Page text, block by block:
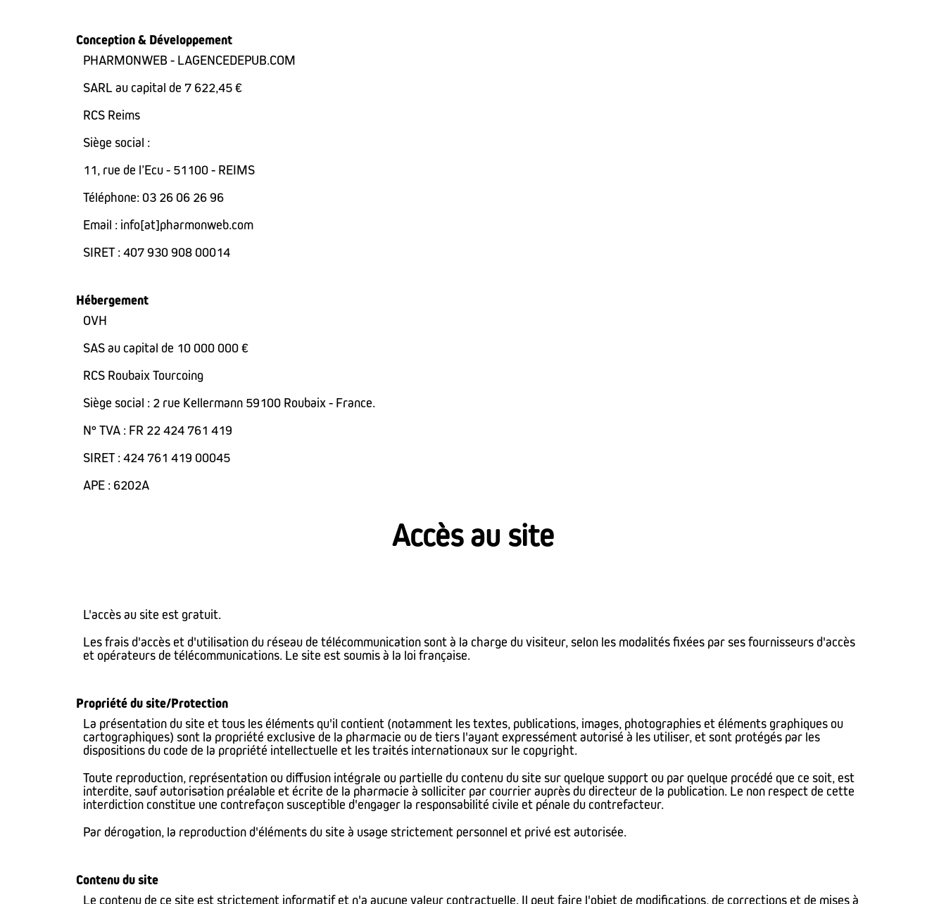
Conception & Développement
PHARMONWEB - LAGENCEDEPUB.COM
SARL au capital de 7 622,45 €
RCS Reims
Siège social :
11, rue de l’Ecu - 51100 - REIMS
Téléphone: 03 26 06 26 96
Email : info[at]pharmonweb.com
SIRET : 407 930 908 00014
Hébergement
OVH
SAS au capital de 10 000 000 €
RCS Roubaix Tourcoing
Siège social : 2 rue Kellermann 59100 Roubaix - France.
N° TVA : FR 22 424 761 419
SIRET : 424 761 419 00045
APE : 6202A
Accès au site
L'accès au site est gratuit.
Les frais d'accès et d'utilisation du réseau de télécommunication sont à la charge du visiteur, selon les modalités fixées par ses fournisseurs d'accès
et opérateurs de télécommunications. Le site est soumis à la loi française.
Propriété du site/Protection
La présentation du site et tous les éléments qu'il contient (notamment les textes, publications, images, photographies et éléments graphiques ou
cartographiques) sont la propriété exclusive de la pharmacie ou de tiers l'ayant expressément autorisé à les utiliser, et sont protégés par les
dispositions du code de la propriété intellectuelle et les traités internationaux sur le copyright.
Toute reproduction, représentation ou diffusion intégrale ou partielle du contenu du site sur quelque support ou par quelque procédé que ce soit, est
interdite, sauf autorisation préalable et écrite de la pharmacie à solliciter par courrier auprès du directeur de la publication. Le non respect de cette
interdiction constitue une contrefaçon susceptible d'engager la responsabilité civile et pénale du contrefacteur.
Par dérogation, la reproduction d'éléments du site à usage strictement personnel et privé est autorisée.
Contenu du site
Le contenu de ce site est strictement informatif et n'a aucune valeur contractuelle. Il peut faire l'objet de modifications, de corrections et de mises à